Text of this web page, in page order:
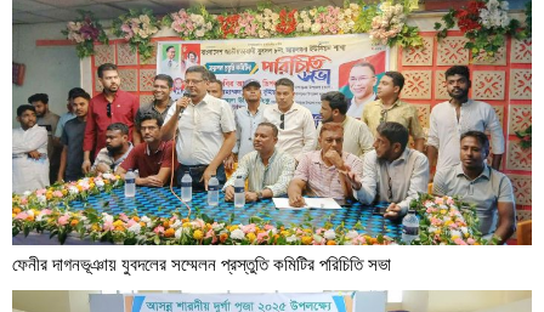
ফেনীর দাগনভূঞায় যুবদলের সম্মেলন প্রস্তুতি কমিটির পরিচিতি সভা